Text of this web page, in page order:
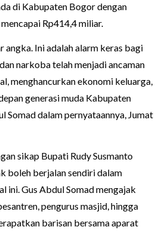
di Kabupaten Bogor dengan
Rp414,4 miliar.
angka. Ini adalah alarm keras bagi
narkoba telah menjadi ancaman
menghancurkan ekonomi keluarga,
generasi muda Kabupaten
Somad dalam pernyataannya, Jumat
sikap Bupati Rudy Susmanto
boleh berjalan sendiri dalam
ini. Gus Abdul Somad mengajak
pengurus masjid, hingga
barisan bersama aparat